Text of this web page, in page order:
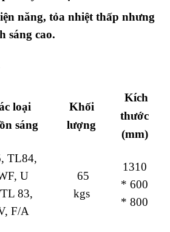
năng, tỏa nhiệt thấp nhưng
sáng cao.
loại
sáng
Khối
lượng
Kích
thước
(mm)
TL84,
U
83,
F/A
65
kgs
1310
* 600
* 800